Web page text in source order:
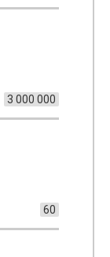
3 000 000
60